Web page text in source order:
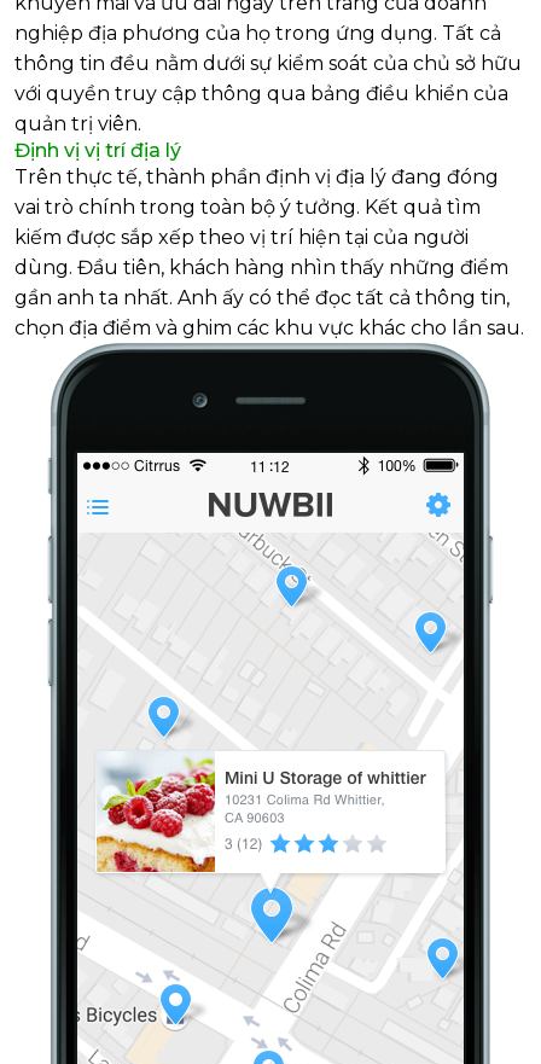
nghiệp địa phương của họ trong ứng dụng. Tất cả
thông tin đều nằm dưới sự kiểm soát của chủ sở hữu
với quyền truy cập thông qua bảng điều khiển của
quản trị viên.
Định vị vị trí địa lý
Trên thực tế, thành phần định vị địa lý đang đóng
vai trò chính trong toàn bộ ý tưởng. Kết quả tìm
kiếm được sắp xếp theo vị trí hiện tại của người
dùng. Đầu tiên, khách hàng nhìn thấy những điểm
gần anh ta nhất. Anh ấy có thể đọc tất cả thông tin,
chọn địa điểm và ghim các khu vực khác cho lần sau.